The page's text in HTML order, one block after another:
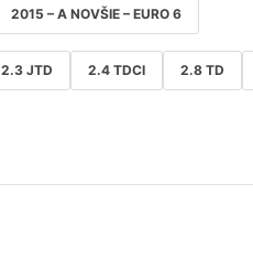
2015 – A NOVŠIE – EURO 6
2.3 JTD 2.4 TDCI 2.8 TD